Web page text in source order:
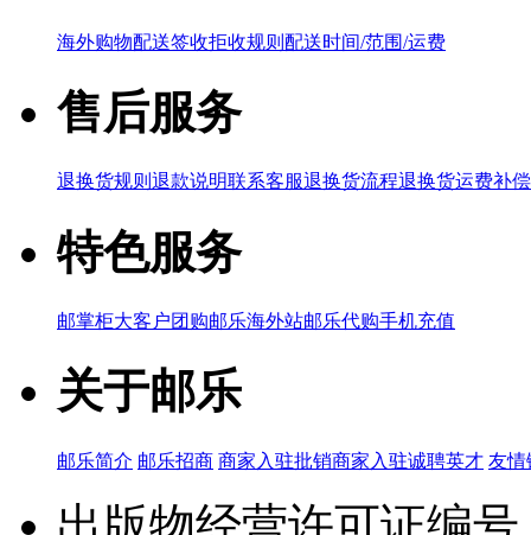
海外购物配送签收拒收规则 配送时间/范围/运费
售后服务
退换货规则 退款说明联系客服退换货流程退换货运费补
特色服务
邮掌柜大客户团购邮乐海外站邮乐代购手机充值
关于邮乐
邮乐简介 邮乐招商 商家入驻批销商家入驻诚聘英才 友情
出版物经营许可证编